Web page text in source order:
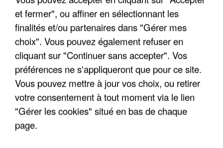
UN SECOND CADRE DE LA DZ MAFIA
INTERPELLÉ EN ALGÉRIE
et fermer", ou affiner en sélectionnant les
finalités et/ou partenaires dans "Gérer mes
choix". Vous pouvez également refuser en
cliquant sur "Continuer sans accepter". Vos
préférences ne s'appliqueront que pour ce site.
Vous pouvez mettre à jour vos choix, ou retirer
votre consentement à tout moment via le lien
"Gérer les cookies" situé en bas de chaque
page.